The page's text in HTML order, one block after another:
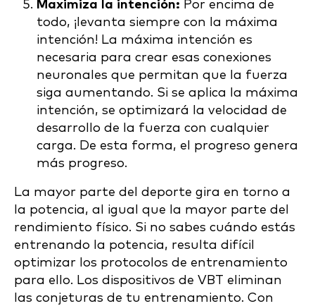
Maximiza la intención: Por encima de
todo, ¡levanta siempre con la máxima
intención! La máxima intención es
necesaria para crear esas conexiones
neuronales que permitan que la fuerza
siga aumentando. Si se aplica la máxima
intención, se optimizará la velocidad de
desarrollo de la fuerza con cualquier
carga. De esta forma, el progreso genera
más progreso.
La mayor parte del deporte gira en torno a
la potencia, al igual que la mayor parte del
rendimiento físico. Si no sabes cuándo estás
entrenando la potencia, resulta difícil
optimizar los protocolos de entrenamiento
para ello. Los dispositivos de VBT eliminan
las conjeturas de tu entrenamiento. Con